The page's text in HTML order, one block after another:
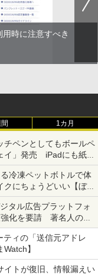
時に注意すべき
1カ月
チペンとしてもボールペ
イ」発売 iPadにも紙に
冷凍ペットボトルで体
にちょうどいい【ぼっ
でなにしてる？】
タル広告プラットフォ
化を要請 著名人の写
として
ィの「送信元アドレ
】
イトが復旧、情報漏えい